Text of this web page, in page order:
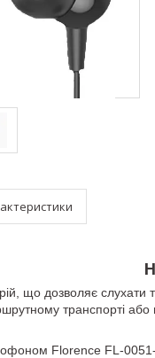
що дозволяє
транспорті або
Florence FL-0051-